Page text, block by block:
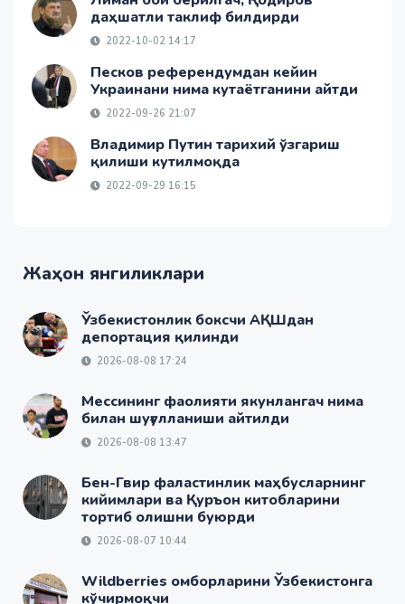
даҳшатли таклиф билдирди
2022-10-02 14:17
Песков референдумдан кейин
Украинани нима кутаётганини айтди
2022-09-26 21:07
Владимир Путин тарихий ўзгариш
қилиши кутилмоқда
2022-09-29 16:15
Жаҳон янгиликлари
Ўзбекистонлик боксчи АҚШдан
депортация қилинди
2026-08-08 17:24
Мессининг фаолияти якунлангач нима
билан шуғулланиши айтилди
2026-08-08 13:47
Бен-Гвир фаластинлик маҳбусларнинг
кийимлари ва Қуръон китобларини
тортиб олишни буюрди
2026-08-07 10:44
Wildberries омборларини Ўзбекистонга
кўчирмоқчи